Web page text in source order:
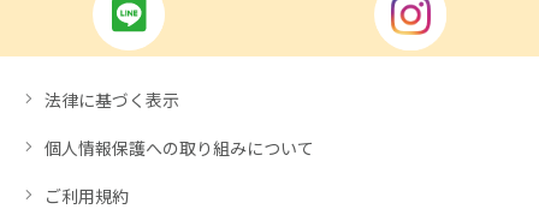
法律に基づく表示
個人情報保護への取り組みについて
ご利用規約